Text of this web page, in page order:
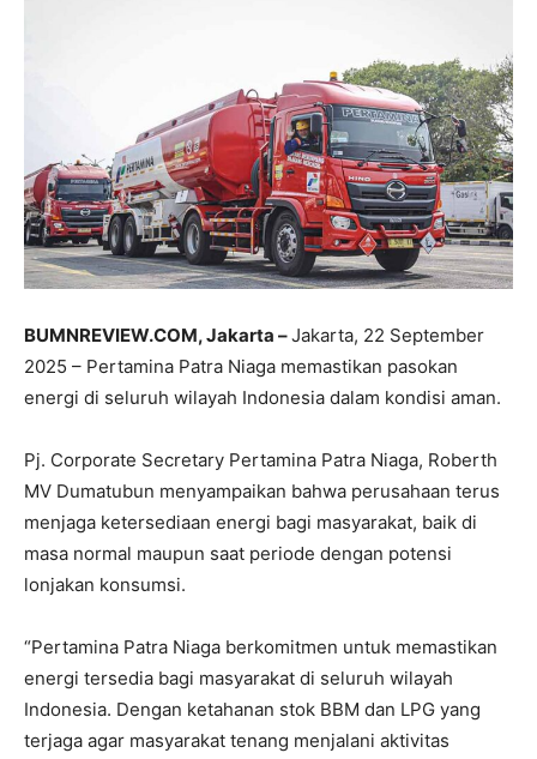
BUMNREVIEW.COM, Jakarta –Jakarta, 22 September
2025 – Pertamina Patra Niaga memastikan pasokan
energi di seluruh wilayah Indonesia dalam kondisi aman.
Pj. Corporate Secretary Pertamina Patra Niaga, Roberth
MV Dumatubun menyampaikan bahwa perusahaan terus
menjaga ketersediaan energi bagi masyarakat, baik di
masa normal maupun saat periode dengan potensi
lonjakan konsumsi.
“Pertamina Patra Niaga berkomitmen untuk memastikan
energi tersedia bagi masyarakat di seluruh wilayah
Indonesia. Dengan ketahanan stok BBM dan LPG yang
terjaga agar masyarakat tenang menjalani aktivitas